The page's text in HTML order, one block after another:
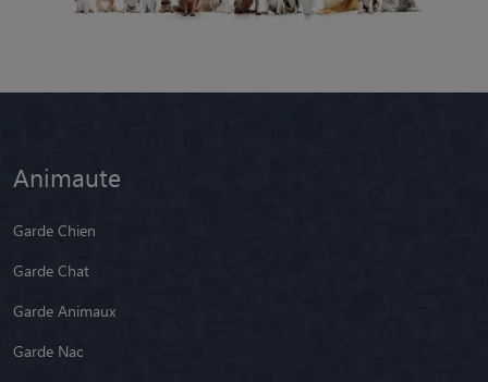
Animaute
Garde Chien
Garde Chat
Garde Animaux
Garde Nac